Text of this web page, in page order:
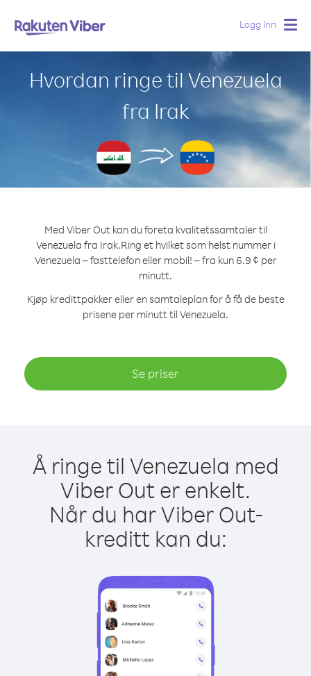
Logg Inn
Hvordan ringe til Venezuela
fra Irak
Med Viber Out kan du foreta kvalitetssamtaler til
Venezuela fra Irak.Ring et hvilket som helst nummer i
Venezuela – fasttelefon eller mobil! – fra kun 6.9 ¢ per
minutt.
Kjøp kredittpakker eller en samtaleplan for å få de beste
prisene per minutt til Venezuela.
Se priser
Å ringe til Venezuela med
Viber Out er enkelt.
Når du har Viber Out-
kreditt kan du: